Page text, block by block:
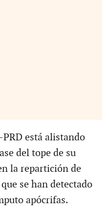
está alistando
del tope de su
la repartición de
se han detectado
apócrifas.